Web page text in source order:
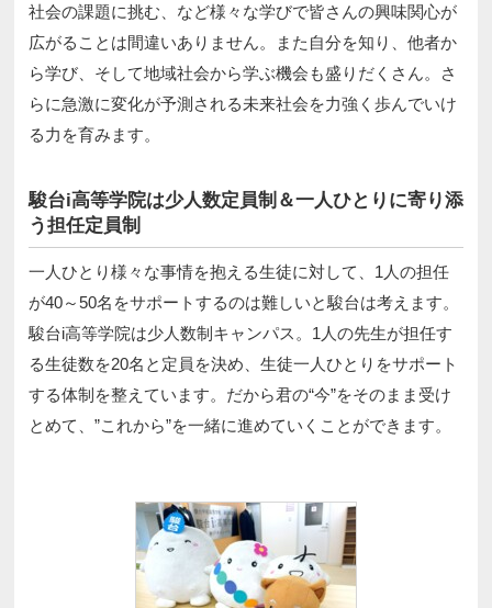
社会の課題に挑む、など様々な学びで皆さんの興味関心が
広がることは間違いありません。また自分を知り、他者か
ら学び、そして地域社会から学ぶ機会も盛りだくさん。さ
らに急激に変化が予測される未来社会を力強く歩んでいけ
る力を育みます。
駿台i高等学院は少人数定員制＆一人ひとりに寄り添
う担任定員制
一人ひとり様々な事情を抱える生徒に対して、1人の担任
が40～50名をサポートするのは難しいと駿台は考えます。
駿台i高等学院は少人数制キャンパス。1人の先生が担任す
る生徒数を20名と定員を決め、生徒一人ひとりをサポート
する体制を整えています。だから君の“今”をそのまま受け
とめて、”これから”を一緒に進めていくことができます。